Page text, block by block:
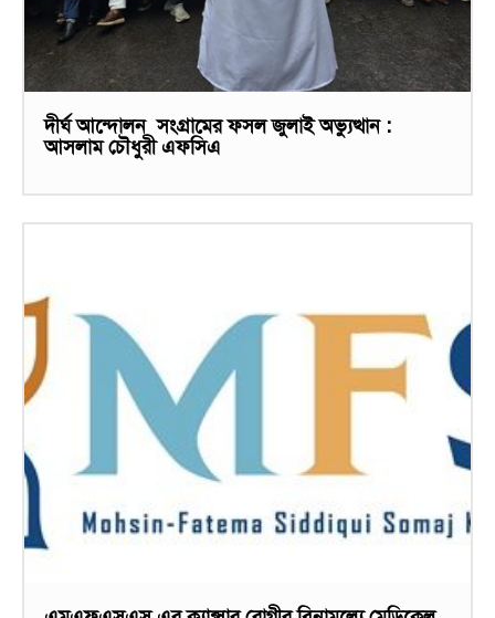
দীর্ঘ আন্দোলন সংগ্রামের ফসল জুলাই অভ্যুত্থান :
আসলাম চৌধুরী এফসিএ